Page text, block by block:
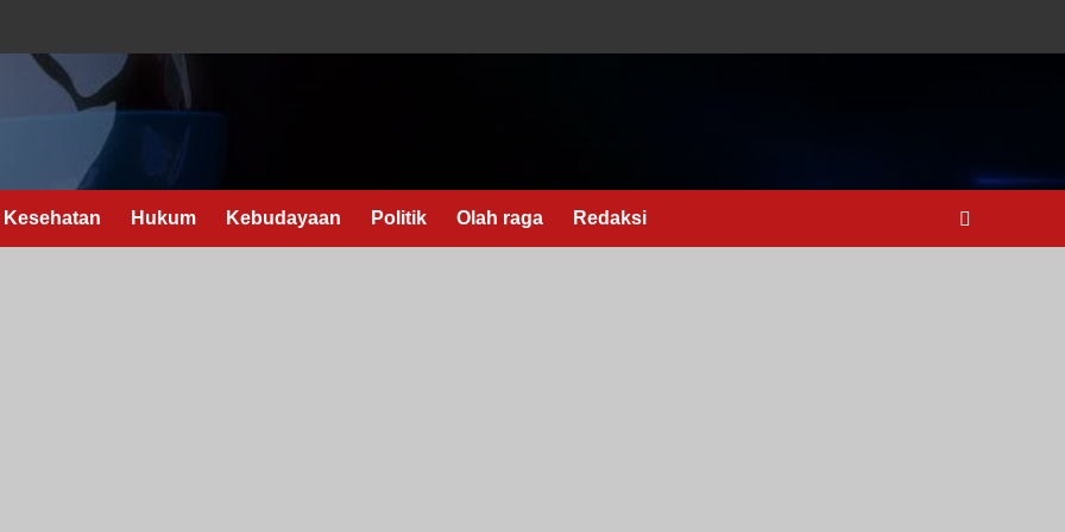
Kesehatan Hukum Kebudayaan Politik Olah raga Redaksi